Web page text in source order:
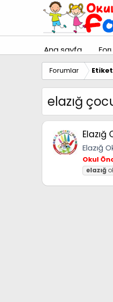
Ana sayfa
Forumlar
elazığ
Elazığ
Okul
elazığ